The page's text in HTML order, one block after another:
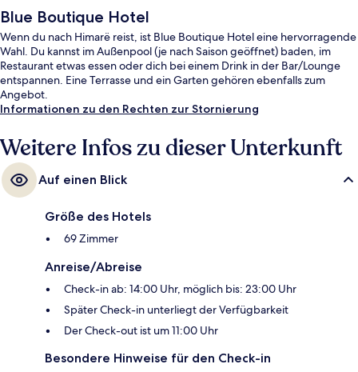
Blue Boutique Hotel
Wenn du nach Himarë reist, ist Blue Boutique Hotel eine hervorragende
Wahl. Du kannst im Außenpool (je nach Saison geöffnet) baden, im
Restaurant etwas essen oder dich bei einem Drink in der Bar/Lounge
entspannen. Eine Terrasse und ein Garten gehören ebenfalls zum
Angebot.
Informationen zu den Rechten zur Stornierung
Weitere Infos zu dieser Unterkunft
Auf einen Blick
Größe des Hotels
69 Zimmer
Anreise/Abreise
Check-in ab: 14:00 Uhr, möglich bis: 23:00 Uhr
Später Check-in unterliegt der Verfügbarkeit
Der Check-out ist um 11:00 Uhr
Besondere Hinweise für den Check-in